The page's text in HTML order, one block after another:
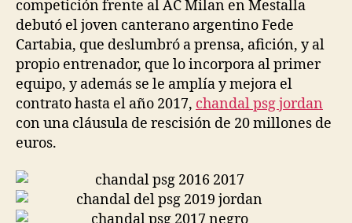
competición frente al AC Milan en Mestalla
debutó el joven canterano argentino Fede
Cartabia, que deslumbró a prensa, afición, y al
propio entrenador, que lo incorpora al primer
equipo, y además se le amplía y mejora el
contrato hasta el año 2017, chandal psg jordan
con una cláusula de rescisión de 20 millones de
euros.